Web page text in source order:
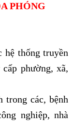
PHÓNG
hệ thống truyền
phường, xã,
trong các, bệnh
nghiệp, nhà